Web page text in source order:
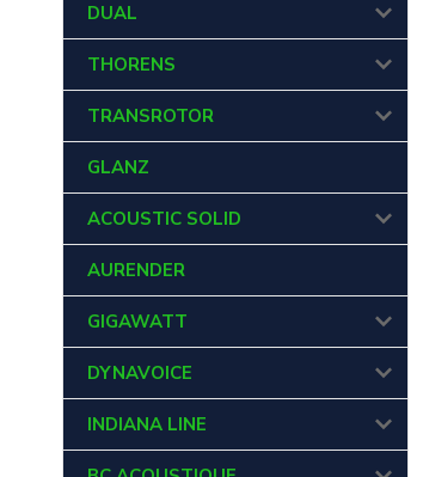
DUAL
THORENS
TRANSROTOR
GLANZ
ACOUSTIC SOLID
AURENDER
GIGAWATT
DYNAVOICE
INDIANA LINE